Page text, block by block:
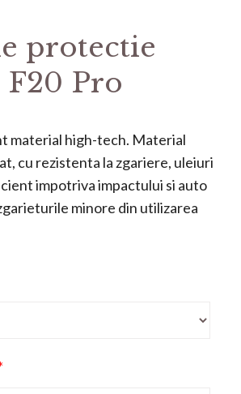
protectie
Pro
material high-tech. Material
cu rezistenta la zgariere, uleiuri
impotriva impactului si auto
minore din utilizarea